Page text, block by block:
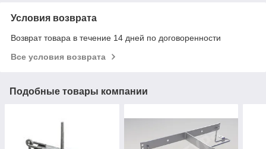
Условия возврата
Возврат товара в течение 14 дней по договоренности
Все условия возврата
Подобные товары компании